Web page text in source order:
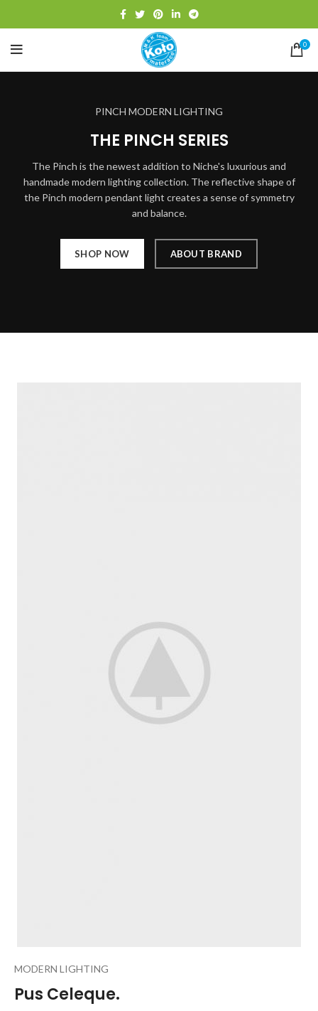
0
PINCH MODERN LIGHTING
THE PINCH SERIES
The Pinch is the newest addition to Niche's luxurious and
handmade modern lighting collection. The reflective shape of
the Pinch modern pendant light creates a sense of symmetry
and balance.
SHOP NOW ABOUT BRAND
MODERN LIGHTING
Pus Celeque.